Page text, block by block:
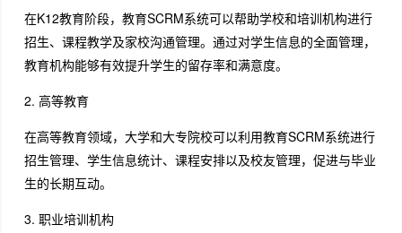
在K12教育阶段，教育SCRM系统可以帮助学校和培训机构进行
招生、课程教学及家校沟通管理。通过对学生信息的全面管理，
教育机构能够有效提升学生的留存率和满意度。
2. 高等教育
在高等教育领域，大学和大专院校可以利用教育SCRM系统进行
招生管理、学生信息统计、课程安排以及校友管理，促进与毕业
生的长期互动。
3. 职业培训机构